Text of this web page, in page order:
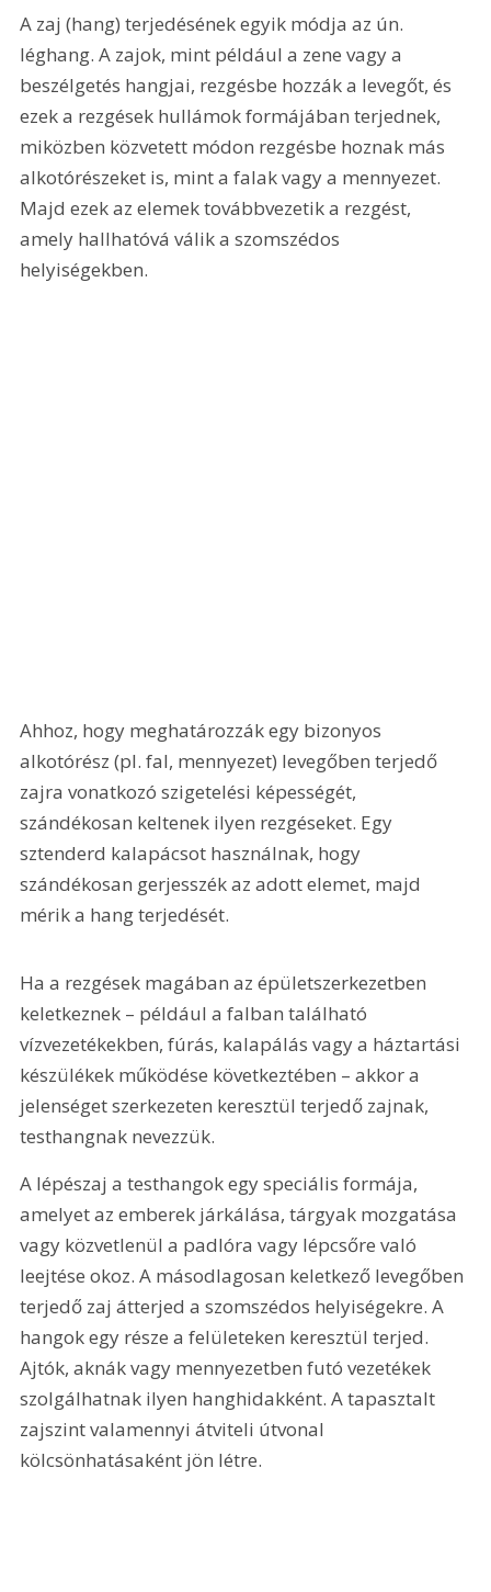
A zaj (hang) terjedésének egyik módja az ún.
léghang. A zajok, mint például a zene vagy a
beszélgetés hangjai, rezgésbe hozzák a levegőt, és
ezek a rezgések hullámok formájában terjednek,
miközben közvetett módon rezgésbe hoznak más
alkotórészeket is, mint a falak vagy a mennyezet.
Majd ezek az elemek továbbvezetik a rezgést,
amely hallhatóvá válik a szomszédos
helyiségekben.
Ahhoz, hogy meghatározzák egy bizonyos
alkotórész (pl. fal, mennyezet) levegőben terjedő
zajra vonatkozó szigetelési képességét,
szándékosan keltenek ilyen rezgéseket. Egy
sztenderd kalapácsot használnak, hogy
szándékosan gerjesszék az adott elemet, majd
mérik a hang terjedését.
Ha a rezgések magában az épületszerkezetben
keletkeznek – például a falban található
vízvezetékekben, fúrás, kalapálás vagy a háztartási
készülékek működése következtében – akkor a
jelenséget szerkezeten keresztül terjedő zajnak,
testhangnak nevezzük.
A lépészaj a testhangok egy speciális formája,
amelyet az emberek járkálása, tárgyak mozgatása
vagy közvetlenül a padlóra vagy lépcsőre való
leejtése okoz. A másodlagosan keletkező levegőben
terjedő zaj átterjed a szomszédos helyiségekre. A
hangok egy része a felületeken keresztül terjed.
Ajtók, aknák vagy mennyezetben futó vezetékek
szolgálhatnak ilyen hanghidakként. A tapasztalt
zajszint valamennyi átviteli útvonal
kölcsönhatásaként jön létre.